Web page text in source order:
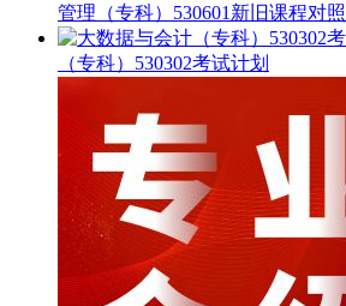
管理（专科）530601新旧课程对照
（专科）530302考试计划